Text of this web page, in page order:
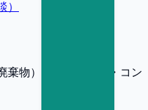
）
棄物）に関する調査・コン